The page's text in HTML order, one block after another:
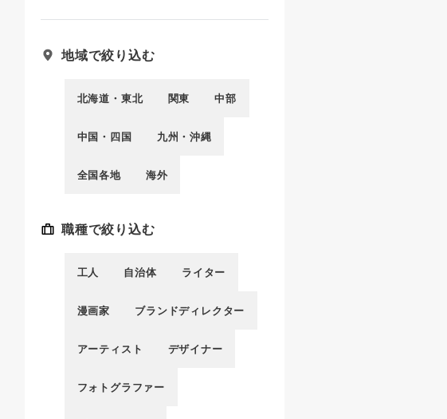
地域で絞り込む
北海道・東北 関東 中部
中国・四国 九州・沖縄
全国各地 海外
職種で絞り込む
工人 自治体 ライター
漫画家 ブランドディレクター
アーティスト デザイナー
フォトグラファー